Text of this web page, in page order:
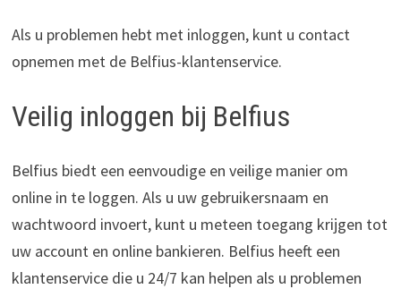
Als u problemen hebt met inloggen, kunt u contact
opnemen met de Belfius-klantenservice.
Veilig inloggen bij Belfius
Belfius biedt een eenvoudige en veilige manier om
online in te loggen. Als u uw gebruikersnaam en
wachtwoord invoert, kunt u meteen toegang krijgen tot
uw account en online bankieren. Belfius heeft een
klantenservice die u 24/7 kan helpen als u problemen